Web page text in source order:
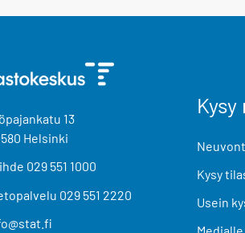
13
Helsinki
029 551 1000
029 551 2220
Kysy
Usein